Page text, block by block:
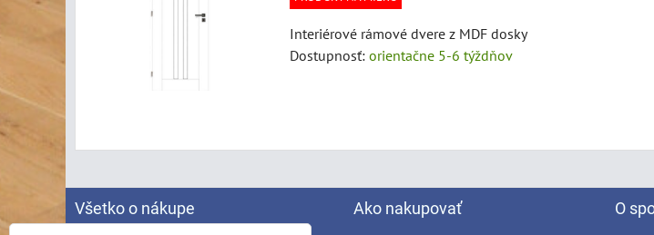
Interiérové rámové dvere z MDF dosky
Dostupnosť: orientačne 5-6 týždňov
Všetko o nákupe Ako nakupovať O